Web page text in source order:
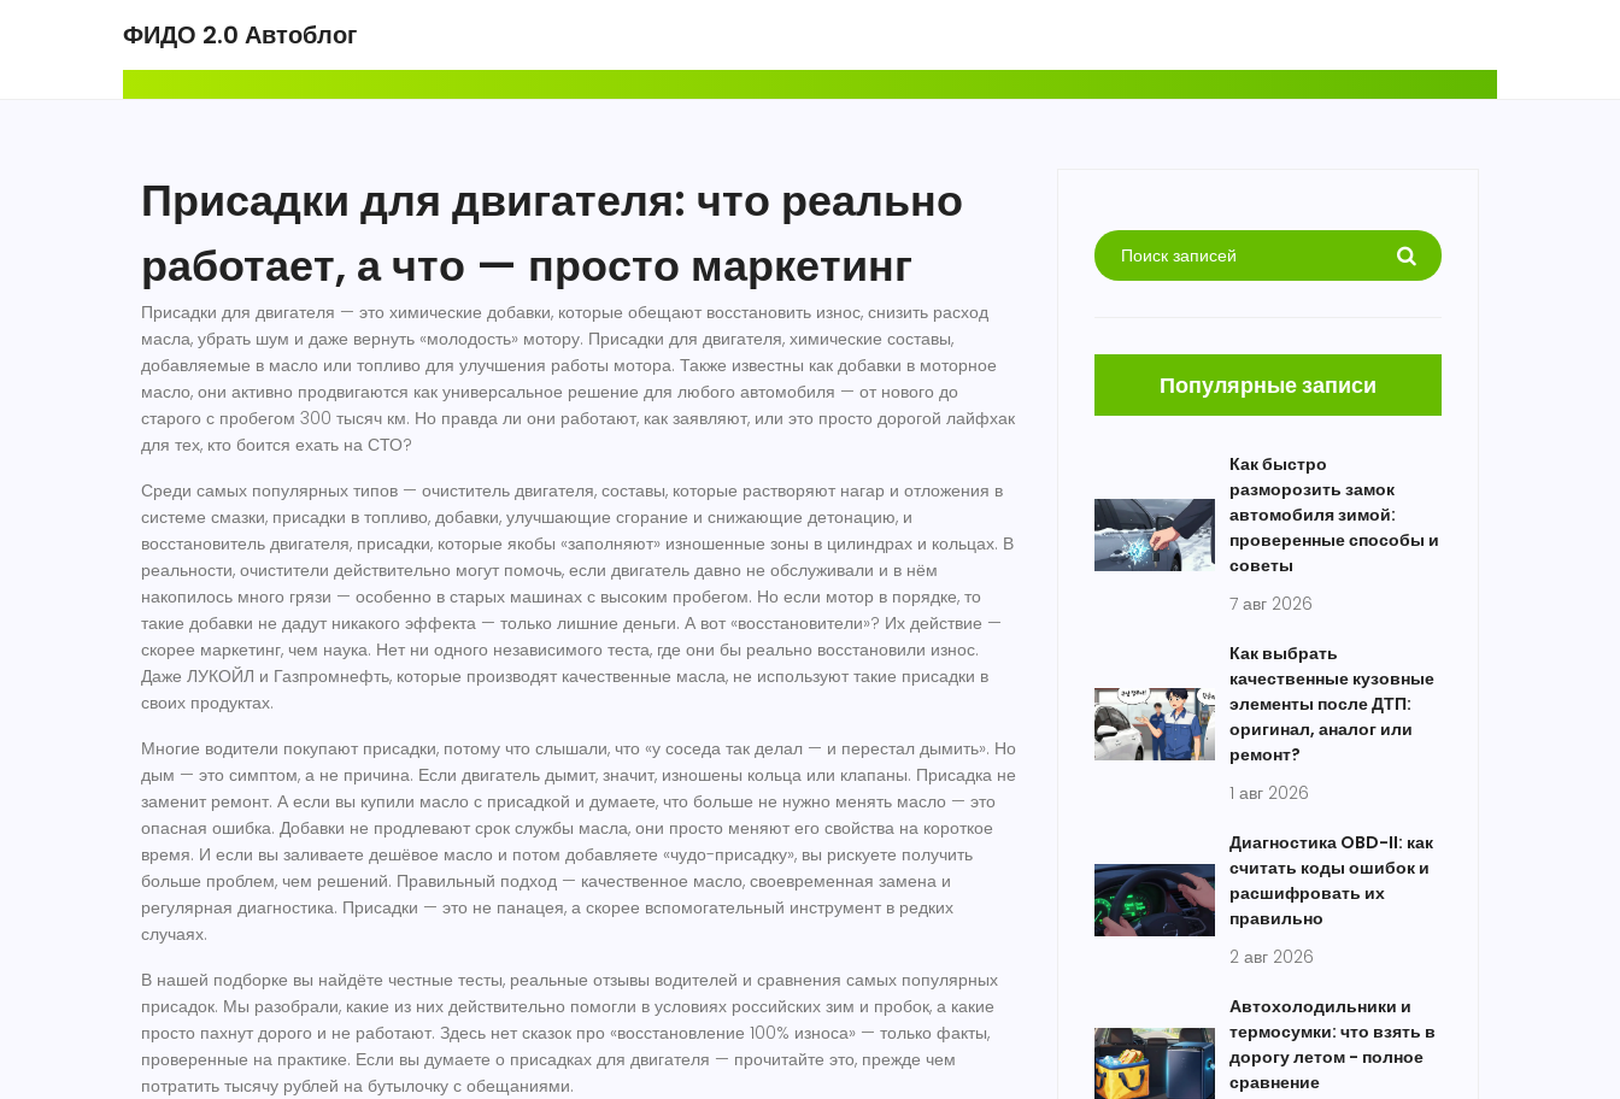
ФИДО 2.0 Автоблог
Присадки для двигателя: что реально
работает, а что — просто маркетинг
Присадки для двигателя — это химические добавки, которые обещают восстановить износ, снизить расход
масла, убрать шум и даже вернуть «молодость» мотору. Присадки для двигателя, химические составы,
добавляемые в масло или топливо для улучшения работы мотора. Также известны как добавки в моторное
масло, они активно продвигаются как универсальное решение для любого автомобиля — от нового до
старого с пробегом 300 тысяч км. Но правда ли они работают, как заявляют, или это просто дорогой лайфхак
для тех, кто боится ехать на СТО?
Среди самых популярных типов — очиститель двигателя, составы, которые растворяют нагар и отложения в
системе смазки, присадки в топливо, добавки, улучшающие сгорание и снижающие детонацию, и
восстановитель двигателя, присадки, которые якобы «заполняют» изношенные зоны в цилиндрах и кольцах. В
реальности, очистители действительно могут помочь, если двигатель давно не обслуживали и в нём
накопилось много грязи — особенно в старых машинах с высоким пробегом. Но если мотор в порядке, то
такие добавки не дадут никакого эффекта — только лишние деньги. А вот «восстановители»? Их действие —
скорее маркетинг, чем наука. Нет ни одного независимого теста, где они бы реально восстановили износ.
Даже ЛУКОЙЛ и Газпромнефть, которые производят качественные масла, не используют такие присадки в
своих продуктах.
Многие водители покупают присадки, потому что слышали, что «у соседа так делал — и перестал дымить». Но
дым — это симптом, а не причина. Если двигатель дымит, значит, изношены кольца или клапаны. Присадка не
заменит ремонт. А если вы купили масло с присадкой и думаете, что больше не нужно менять масло — это
опасная ошибка. Добавки не продлевают срок службы масла, они просто меняют его свойства на короткое
время. И если вы заливаете дешёвое масло и потом добавляете «чудо-присадку», вы рискуете получить
больше проблем, чем решений. Правильный подход — качественное масло, своевременная замена и
регулярная диагностика. Присадки — это не панацея, а скорее вспомогательный инструмент в редких
случаях.
В нашей подборке вы найдёте честные тесты, реальные отзывы водителей и сравнения самых популярных
присадок. Мы разобрали, какие из них действительно помогли в условиях российских зим и пробок, а какие
просто пахнут дорого и не работают. Здесь нет сказок про «восстановление 100% износа» — только факты,
проверенные на практике. Если вы думаете о присадках для двигателя — прочитайте это, прежде чем
потратить тысячу рублей на бутылочку с обещаниями.
Популярные записи
Как быстро
разморозить замок
автомобиля зимой:
проверенные способы и
советы
7 авг 2026
Как выбрать
качественные кузовные
элементы после ДТП:
оригинал, аналог или
ремонт?
1 авг 2026
Диагностика OBD-II: как
считать коды ошибок и
расшифровать их
правильно
2 авг 2026
Автохолодильники и
термосумки: что взять в
дорогу летом - полное
сравнение